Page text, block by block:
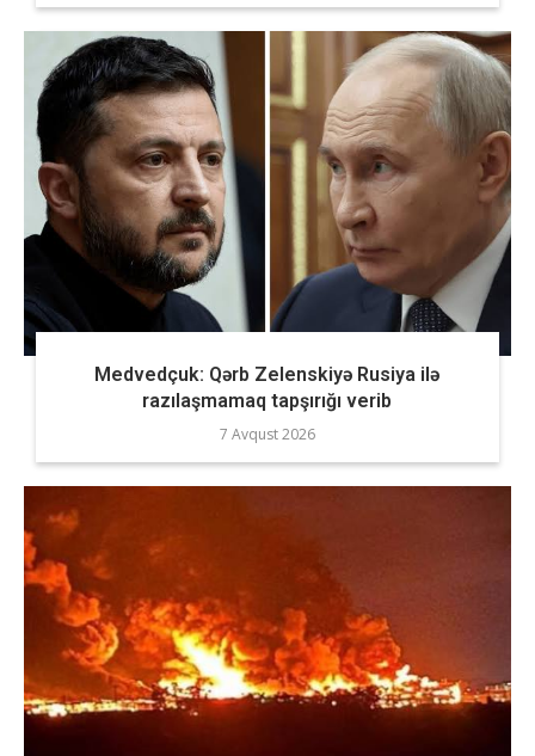
Medvedçuk: Qərb Zelenskiyə Rusiya ilə
razılaşmamaq tapşırığı verib
7 Avqust 2026